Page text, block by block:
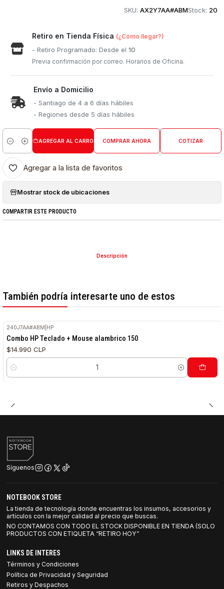
SKU: AX2Y7AA#ABMStock: 20
Retiro en Tienda Física (¿Cómo llegar?)
- Retiro Programado: Desde el10
Previa confirmación por correo. Horarios de Oficina.
Envío a Domicilio
- Santiago de 4 a 6 días hábiles
- Regiones desde 5 días hábiles
Cantidad
AGREGAR AL CARRO COMPRAR AHORA COTIZAR
Agregar a la lista de favoritos
Mostrar stock de ubicaciones
COMPARTIR ESTE PRODUCTO
Descripción
También podría interesarte uno de estos
240J7AA#ABM HP
Combo HP Teclado + Mouse alambrico 150
$14.990 CLP
Cantidad
Síguenos
NOTEBOOK STORE
La tienda de tecnología donde encuentras los insumos, accesorios y
artículos con la mejor calidad al precio que buscas.
NO CONTAMOS CON TODO EL STOCK DISPONIBLE EN TIENDA (SOLO
PRODUCTOS CON ETIQUETA “RETIRO HOY”
LINKS DE INTERES
Términos y Condiciones
Política de Privacidad y Seguridad
Retiros y Despachos